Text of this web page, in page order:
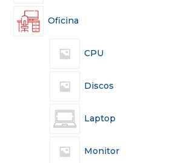
Oficina
CPU
Discos
Laptop
Monitor